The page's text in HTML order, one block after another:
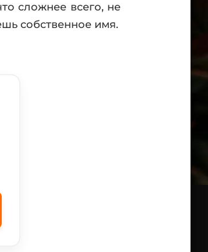
сложнее всего, не
собственное имя.